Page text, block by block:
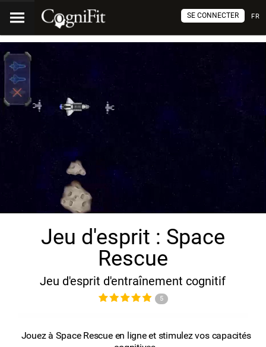
FR
SE CONNECTER
Jeu d'esprit : Space
Rescue
Jeu d'esprit d'entraînement cognitif
5
Jouez à Space Rescue en ligne et stimulez vos capacités